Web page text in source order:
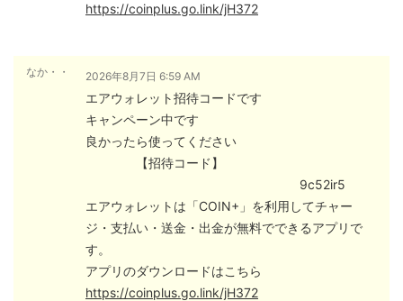
https://coinplus.go.link/jH372
なか・・ 2026年8月7日 6:59 AM
エアウォレット招待コードです
キャンペーン中です
良かったら使ってください
【招待コード】
9c52ir5
エアウォレットは「COIN+」を利用してチャー
ジ・支払い・送金・出金が無料でできるアプリで
す。
アプリのダウンロードはこちら
https://coinplus.go.link/jH372